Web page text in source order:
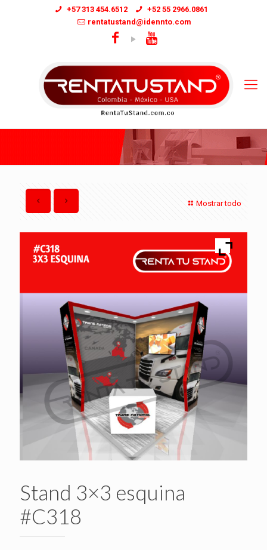
+57 313 454.6512
+52 55 2966.0861
rentatustand@idennto.com
Mostrar todo
Stand 3×3 esquina
#C318